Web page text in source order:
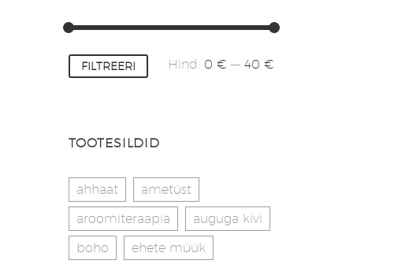
Minimaalne
hind
Maksimaalne
hind
FILTREERI Hind: 0 € — 40 €
TOOTESILDID
ahhaat
ametüst
aroomiteraapia
auguga kivi
boho
ehete müük